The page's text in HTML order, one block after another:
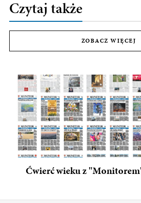
Czytaj także
ZOBACZ WIĘCEJ
Ćwierć wieku z